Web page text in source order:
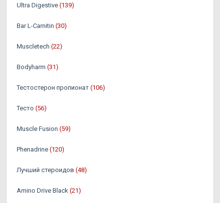
Ultra Digestive (139)
Bar L-Carnitin (30)
Muscletech (22)
Bodyharm (31)
Тестостерон пропионат (106)
Тесто (56)
Muscle Fusion (59)
Phenadrine (120)
Лучший стероидов (48)
Amino Drive Black (21)